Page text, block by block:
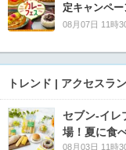
定キャンペー
08月07日 11時
トレンド | アクセスラ
セブン‐イ
場！夏に食
08月03日 11時